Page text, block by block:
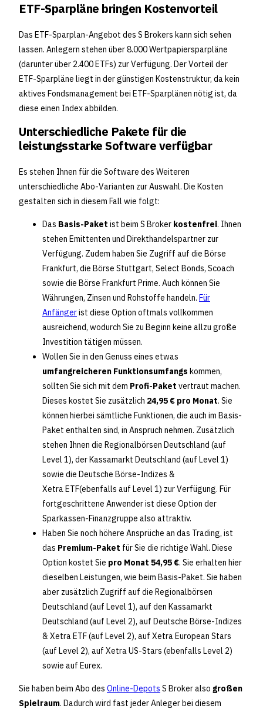
ETF-Sparpläne bringen Kostenvorteil
Das ETF-Sparplan-Angebot des S Brokers kann sich sehen
lassen. Anlegern stehen über 8.000 Wertpapiersparpläne
(darunter über 2.400 ETFs) zur Verfügung. Der Vorteil der
ETF-Sparpläne liegt in der günstigen Kostenstruktur, da kein
aktives Fondsmanagement bei ETF-Sparplänen nötig ist, da
diese einen Index abbilden.
Unterschiedliche Pakete für die
leistungsstarke Software verfügbar
Es stehen Ihnen für die Software des Weiteren
unterschiedliche Abo-Varianten zur Auswahl. Die Kosten
gestalten sich in diesem Fall wie folgt:
Das Basis-Paket ist beim S Broker kostenfrei. Ihnen
stehen Emittenten und Direkthandelspartner zur
Verfügung. Zudem haben Sie Zugriff auf die Börse
Frankfurt, die Börse Stuttgart, Select Bonds, Scoach
sowie die Börse Frankfurt Prime. Auch können Sie
Währungen, Zinsen und Rohstoffe handeln. Für
Anfängerist diese Option oftmals vollkommen
ausreichend, wodurch Sie zu Beginn keine allzu große
Investition tätigen müssen.
Wollen Sie in den Genuss eines etwas
umfangreicheren Funktionsumfangs kommen,
sollten Sie sich mit dem Profi-Paket vertraut machen.
Dieses kostet Sie zusätzlich 24,95 € pro Monat. Sie
können hierbei sämtliche Funktionen, die auch im Basis-
Paket enthalten sind, in Anspruch nehmen. Zusätzlich
stehen Ihnen die Regionalbörsen Deutschland (auf
Level 1), der Kassamarkt Deutschland (auf Level 1)
sowie die Deutsche Börse-Indizes &
Xetra ETF(ebenfalls auf Level 1) zur Verfügung. Für
fortgeschrittene Anwender ist diese Option der
Sparkassen-Finanzgruppe also attraktiv.
Haben Sie noch höhere Ansprüche an das Trading, ist
das Premium-Paket für Sie die richtige Wahl. Diese
Option kostet Sie pro Monat 54,95 €. Sie erhalten hier
dieselben Leistungen, wie beim Basis-Paket. Sie haben
aber zusätzlich Zugriff auf die Regionalbörsen
Deutschland (auf Level 1), auf den Kassamarkt
Deutschland (auf Level 2), auf Deutsche Börse-Indizes
& Xetra ETF (auf Level 2), auf Xetra European Stars
(auf Level 2), auf Xetra US-Stars (ebenfalls Level 2)
sowie auf Eurex.
Sie haben beim Abo des Online-Depots S Broker also großen
Spielraum. Dadurch wird fast jeder Anleger bei diesem